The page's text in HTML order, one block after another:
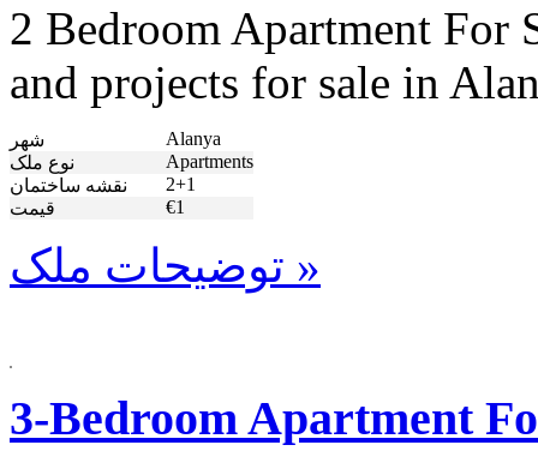
2 Bedroom Apartment For
and projects for sale in
شهر
Alanya
نوع ملک
Apartments
نقشه ساختمان
2+1
قیمت
€1
توضیحات ملک »
3-Bedroom Apartment